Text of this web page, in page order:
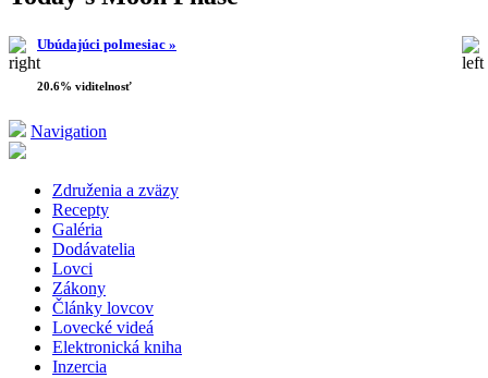
Ubúdajúci polmesiac »
20.6% viditelnosť
Navigation
Združenia a zväzy
Recepty
Galéria
Dodávatelia
Lovci
Zákony
Články lovcov
Lovecké videá
Elektronická kniha
Inzercia